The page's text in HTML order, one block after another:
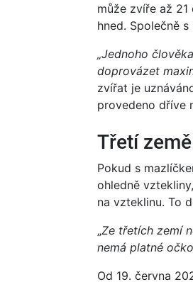
může zvíře až
hned. Společně
„Jednoho
doprovázet
zvířat je
provedeno dříve
Třetí země
Pokud s
ohledně
na vzteklinu. To
„Ze třetích zemí
nemá platné
Od 19. června